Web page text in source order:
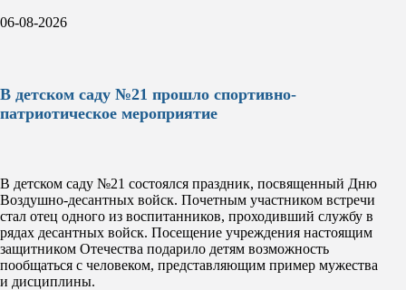
06-08-2026
В детском саду №21 прошло спортивно-
патриотическое мероприятие
В детском саду №21 состоялся праздник, посвященный Дню
Воздушно-десантных войск. Почетным участником встречи
стал отец одного из воспитанников, проходивший службу в
рядах десантных войск. Посещение учреждения настоящим
защитником Отечества подарило детям возможность
пообщаться с человеком, представляющим пример мужества
и дисциплины.